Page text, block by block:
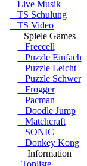
Live Musik
TS Schulung
TS Video
Spiele Games
Freecell
Puzzle Einfach
Puzzle Leicht
Puzzle Schwer
Frogger
Pacman
Doodle Jump
Matchcraft
SONIC
Donkey Kong
Information
Topliste
●